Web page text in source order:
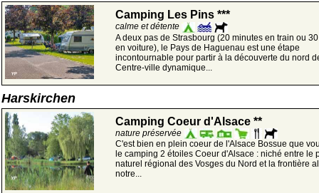
Camping Les Pins ***
calme et détente
A deux pas de Strasbourg (20 minutes en train ou
en voiture), le Pays de Haguenau est une étape
incontournable pour partir à la découverte du nord
Centre-ville dynamique...
Harskirchen
Camping Coeur d'Alsace **
nature préservée
C'est bien en plein coeur de l'Alsace Bossue que
le camping 2 étoiles Coeur d'Alsace : niché entre le
naturel régional des Vosges du Nord et la frontière
notre...